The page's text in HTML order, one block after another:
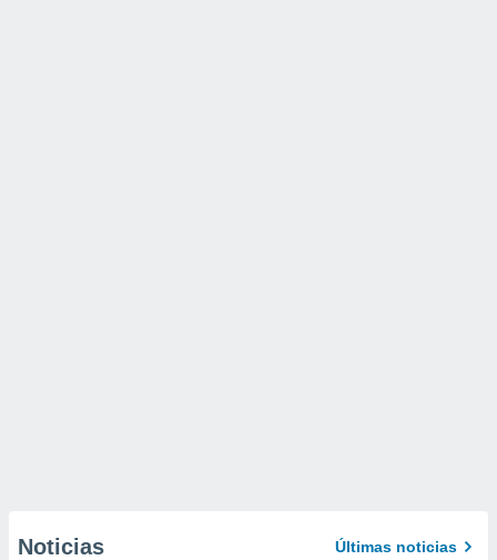
Noticias Últimas noticias